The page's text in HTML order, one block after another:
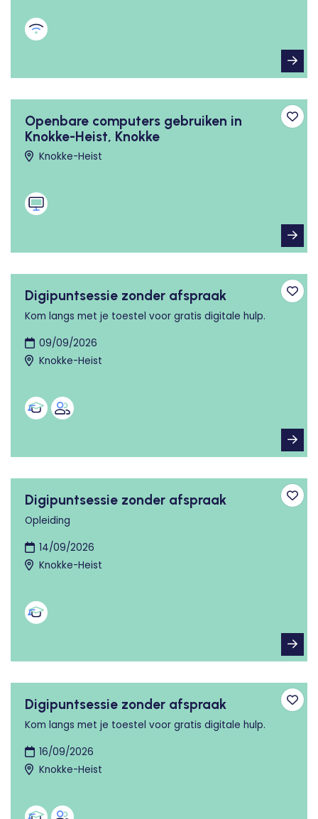
Openbare computers gebruiken in
Knokke-Heist, Knokke
Knokke-Heist
Digipuntsessie zonder afspraak
Kom langs met je toestel voor gratis digitale hulp.
09/09/2026
Knokke-Heist
Digipuntsessie zonder afspraak
Opleiding
14/09/2026
Knokke-Heist
Digipuntsessie zonder afspraak
Kom langs met je toestel voor gratis digitale hulp.
16/09/2026
Knokke-Heist